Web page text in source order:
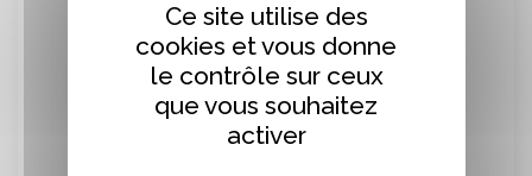
La viande proposée à la vente est issue
de vaches nées et élevées sur
l’exploitation.
Elles profitent d’une alimentation élaborée
Ce site utilise des
cookies et vous donne
le contrôle sur ceux
que vous souhaitez
activer